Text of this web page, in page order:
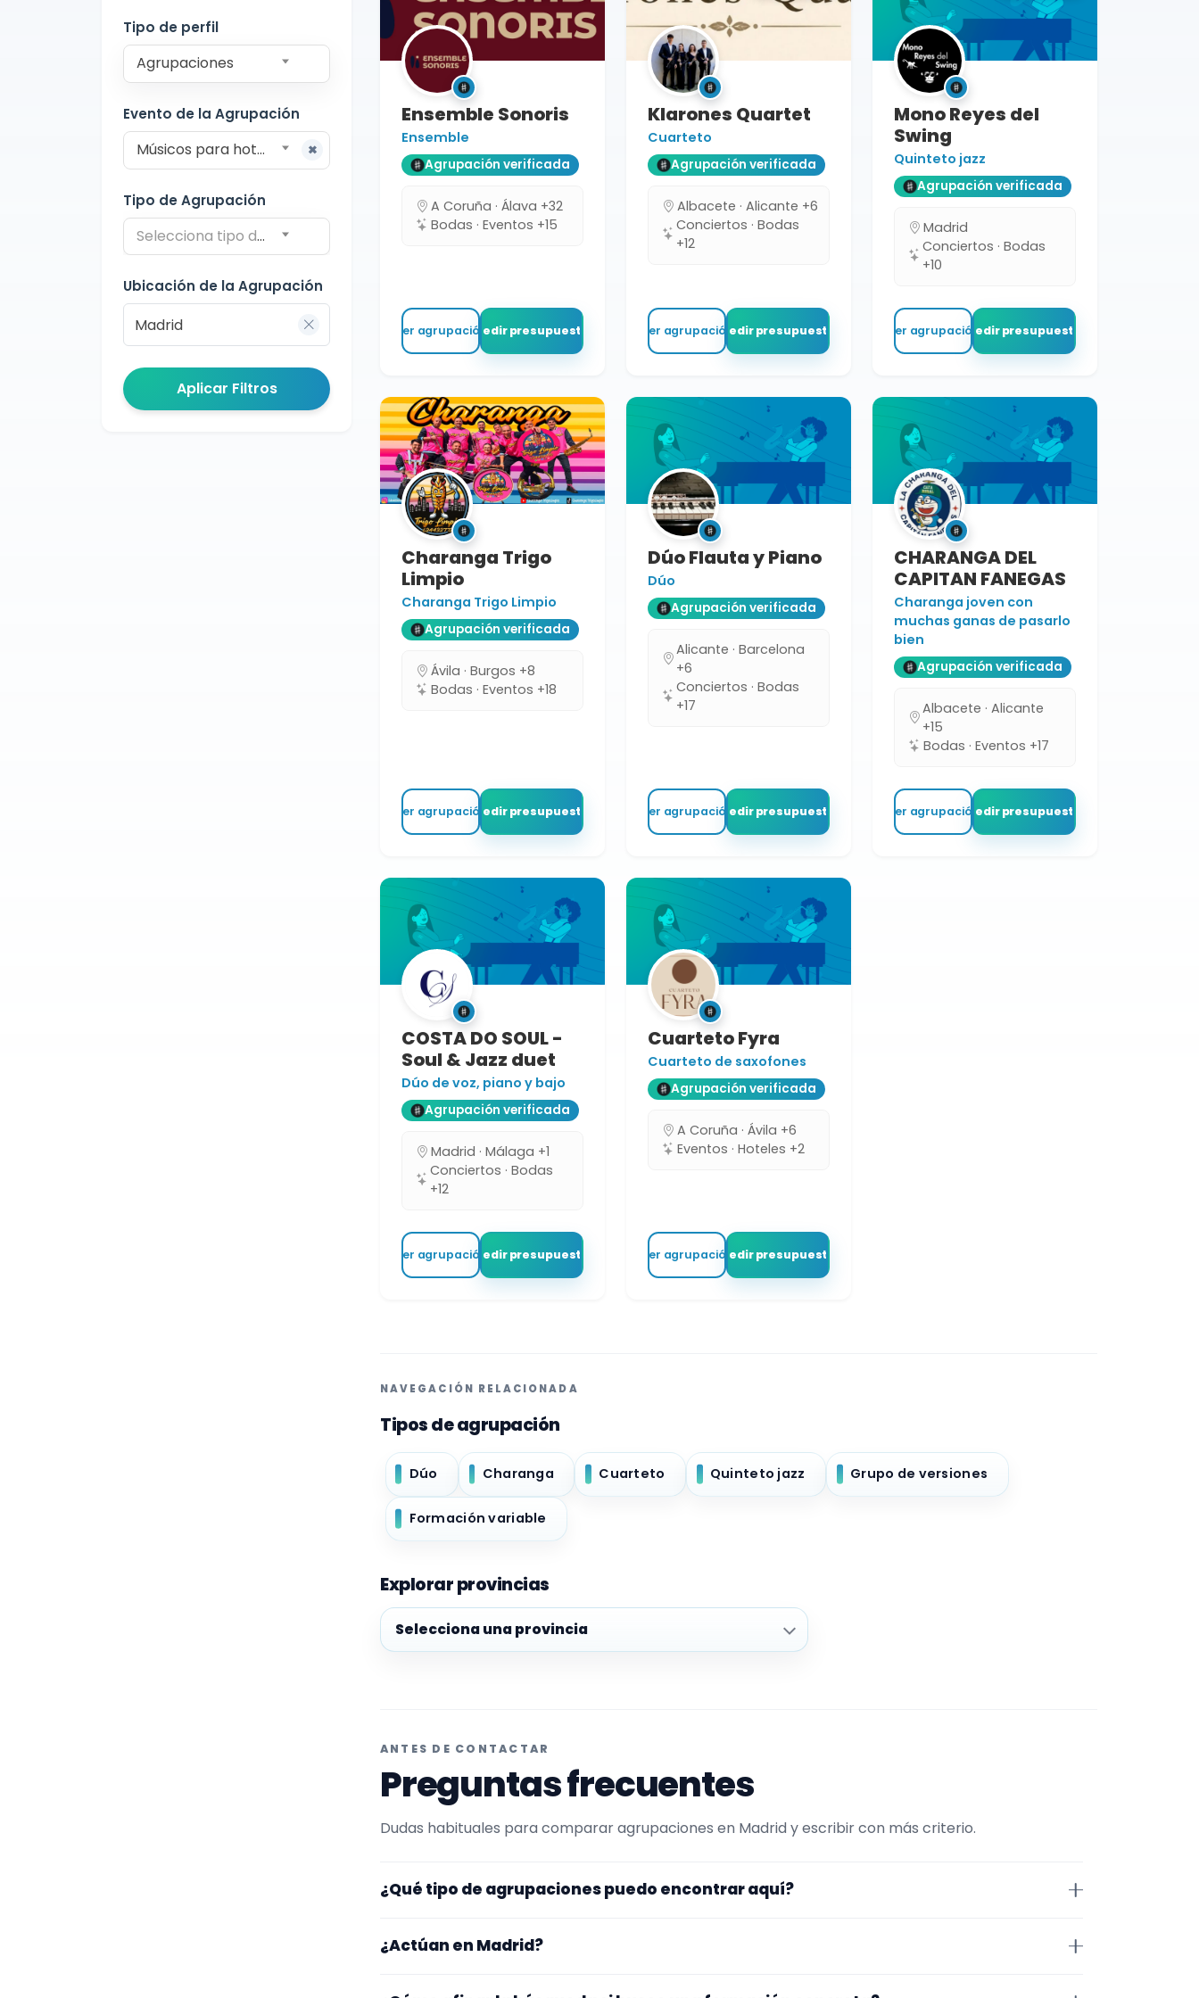
Tipo de perfil
Agrupaciones
Evento de la Agrupación
Músicos para hoteles
Tipo de Agrupación
Selecciona tipo de agrupación
Ubicación de la Agrupación
Aplicar Filtros
Ensemble Sonoris
Ensemble
Agrupación verificada
A Coruña · Álava +32
Bodas · Eventos +15
Ver agrupaciónPedir presupuesto
Klarones Quartet
Cuarteto
Agrupación verificada
Albacete · Alicante +6
Conciertos · Bodas
+12
Ver agrupaciónPedir presupuesto
Mono Reyes del
Swing
Quinteto jazz
Agrupación verificada
Madrid
Conciertos · Bodas
+10
Ver agrupaciónPedir presupuesto
Charanga Trigo
Limpio
Charanga Trigo Limpio
Agrupación verificada
Ávila · Burgos +8
Bodas · Eventos +18
Ver agrupaciónPedir presupuesto
Dúo Flauta y Piano
Dúo
Agrupación verificada
Alicante · Barcelona
+6
Conciertos · Bodas
+17
Ver agrupaciónPedir presupuesto
CHARANGA DEL
CAPITAN FANEGAS
Charanga joven con
muchas ganas de pasarlo
bien
Agrupación verificada
Albacete · Alicante
+15
Bodas · Eventos +17
Ver agrupaciónPedir presupuesto
COSTA DO SOUL -
Soul & Jazz duet
Dúo de voz, piano y bajo
Agrupación verificada
Madrid · Málaga +1
Conciertos · Bodas
+12
Ver agrupaciónPedir presupuesto
Cuarteto Fyra
Cuarteto de saxofones
Agrupación verificada
A Coruña · Ávila +6
Eventos · Hoteles +2
Ver agrupaciónPedir presupuesto
NAVEGACIÓN RELACIONADA
Tipos de agrupación
Dúo Charanga Cuarteto Quinteto jazz Grupo de versiones
Formación variable
Explorar provincias
Explorar provincias
ANTES DE CONTACTAR
Preguntas frecuentes
Dudas habituales para comparar agrupaciones en Madrid y escribir con más criterio.
¿Qué tipo de agrupaciones puedo encontrar aquí?
tamaño de la formación y vídeos antes de decidir.
¿Actúan en Madrid?